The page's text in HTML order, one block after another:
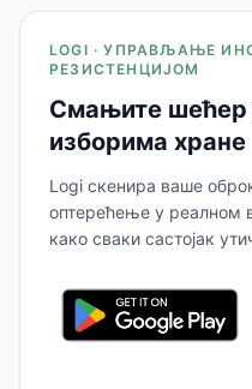
LOGI · УПРАВЉАЊЕ
РЕЗИСТЕНЦИЈОМ
Смањите шећер
изборима хране
Logi скенира ваше
оптерећење у реалном
како сваки састојак